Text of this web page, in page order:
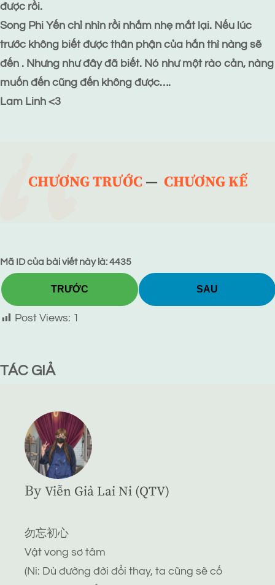
được rồi.
Song Phi Yến chỉ nhìn rồi nhắm nhẹ mắt lại. Nếu lúc
trước không biết được thân phận của hắn thì nàng sẽ
đến . Nhưng như đây đã biết. Nó như một rào cản, nàng
muốn đến cũng đến không được….
Lam Linh <3
CHƯƠNG TRƯỚC — CHƯƠNG KẾ
Mã ID của bài viết này là: 4435
TRƯỚC SAU
Post Views: 1
TÁC GIẢ
By Viễn Giả Lai Ni (QTV)
勿忘初心
Vật vong sơ tâm
(Ni: Dù đường đời đổi thay, ta cũng sẽ cố